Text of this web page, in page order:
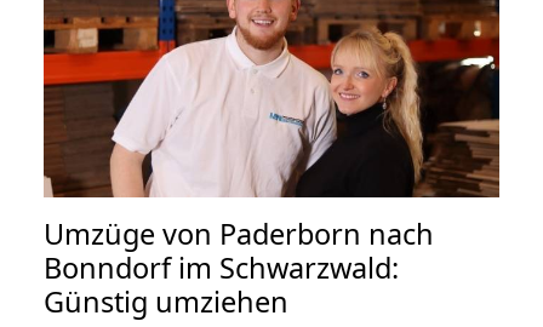
Umzüge von Paderborn nach
Bonndorf im Schwarzwald:
Günstig umziehen